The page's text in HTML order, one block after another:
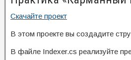
Скачайте проект
В этом проекте вы создадите
В файле Indexer.cs реализуйте